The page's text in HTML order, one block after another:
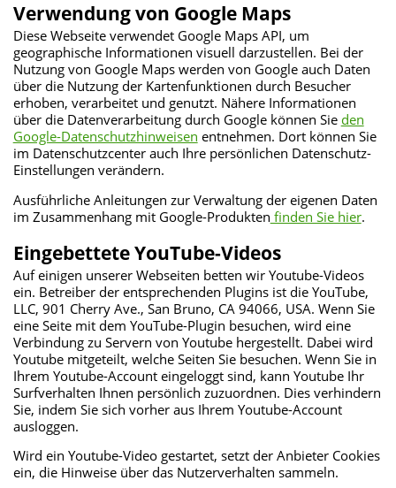
Verwendung von Google Maps
Diese Webseite verwendet Google Maps API, um
geographische Informationen visuell darzustellen. Bei der
Nutzung von Google Maps werden von Google auch Daten
über die Nutzung der Kartenfunktionen durch Besucher
erhoben, verarbeitet und genutzt. Nähere Informationen
über die Datenverarbeitung durch Google können Sie den
Google-Datenschutzhinweisen entnehmen. Dort können Sie
im Datenschutzcenter auch Ihre persönlichen Datenschutz-
Einstellungen verändern.
Ausführliche Anleitungen zur Verwaltung der eigenen Daten
im Zusammenhang mit Google-Produkten finden Sie hier.
Eingebettete YouTube-Videos
Auf einigen unserer Webseiten betten wir Youtube-Videos
ein. Betreiber der entsprechenden Plugins ist die YouTube,
LLC, 901 Cherry Ave., San Bruno, CA 94066, USA. Wenn Sie
eine Seite mit dem YouTube-Plugin besuchen, wird eine
Verbindung zu Servern von Youtube hergestellt. Dabei wird
Youtube mitgeteilt, welche Seiten Sie besuchen. Wenn Sie in
Ihrem Youtube-Account eingeloggt sind, kann Youtube Ihr
Surfverhalten Ihnen persönlich zuzuordnen. Dies verhindern
Sie, indem Sie sich vorher aus Ihrem Youtube-Account
ausloggen.
Wird ein Youtube-Video gestartet, setzt der Anbieter Cookies
ein, die Hinweise über das Nutzerverhalten sammeln.